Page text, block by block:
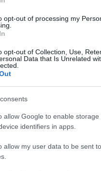
opt-out of processing my
opt-out of Collection, Use,
Data that Is Unrelated
allow Google to enable
identifiers in apps.
allow my user data to be sent
die aannemelijk
rendement waarover
2026. Vanaf 2026 is